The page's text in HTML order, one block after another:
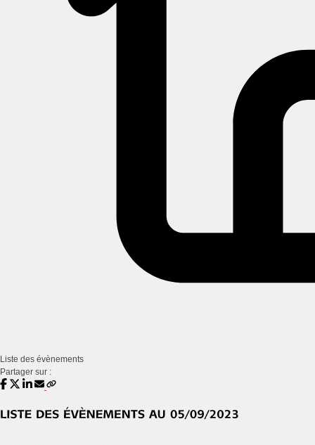
Liste des évènements
Partager sur :